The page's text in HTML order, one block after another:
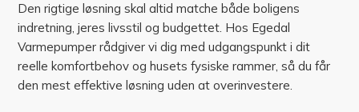
Den rigtige løsning skal altid matche både boligens
indretning, jeres livsstil og budgettet. Hos Egedal
Varmepumper rådgiver vi dig med udgangspunkt i dit
reelle komfortbehov og husets fysiske rammer, så du får
den mest effektive løsning uden at overinvestere.